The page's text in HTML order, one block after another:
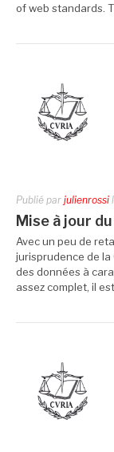
of web standards.
Publié par julienrossi
Mise à jour
Avec un peu de
jurisprudence de la
des données à
assez complet, il